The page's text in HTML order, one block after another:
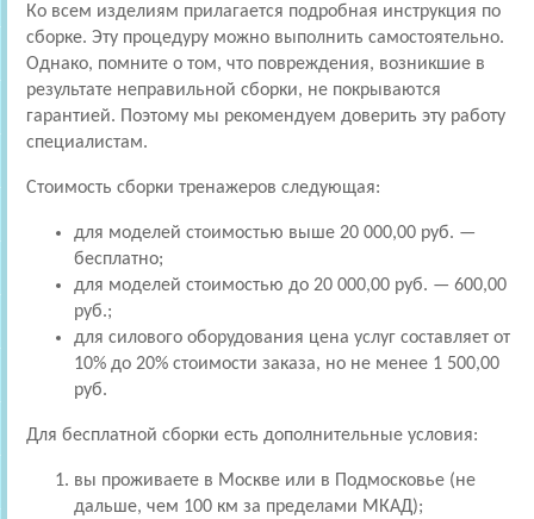
Ко всем изделиям прилагается подробная инструкция по
сборке. Эту процедуру можно выполнить самостоятельно.
Однако, помните о том, что повреждения, возникшие в
результате неправильной сборки, не покрываются
гарантией. Поэтому мы рекомендуем доверить эту работу
специалистам.
Стоимость сборки тренажеров следующая:
для моделей стоимостью выше 20 000,00 руб. —
бесплатно;
для моделей стоимостью до 20 000,00 руб. — 600,00
руб.;
для силового оборудования цена услуг составляет от
10% до 20% стоимости заказа, но не менее 1 500,00
руб.
Для бесплатной сборки есть дополнительные условия:
вы проживаете в Москве или в Подмосковье (не
дальше, чем 100 км за пределами МКАД);